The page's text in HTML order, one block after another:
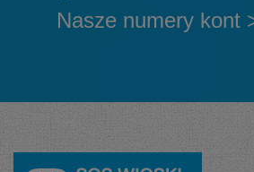
Nasze numery kont